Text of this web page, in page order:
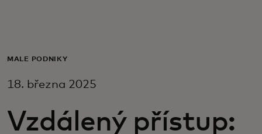
Pro firmy
MALÉ PODNIKY
18. března 2025
Vzdálený přístup: